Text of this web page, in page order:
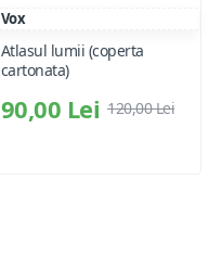
Vox
Atlasul lumii (coperta
cartonata)
90,00 Lei 120,00 Lei